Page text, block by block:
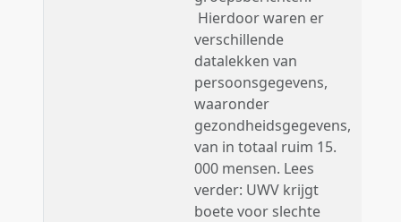
Hierdoor waren er
verschillende
datalekken van
persoonsgegevens,
waaronder
gezondheidsgegevens,
van in totaal ruim 15.
000 mensen. Lees
verder: UWV krijgt
boete voor slechte